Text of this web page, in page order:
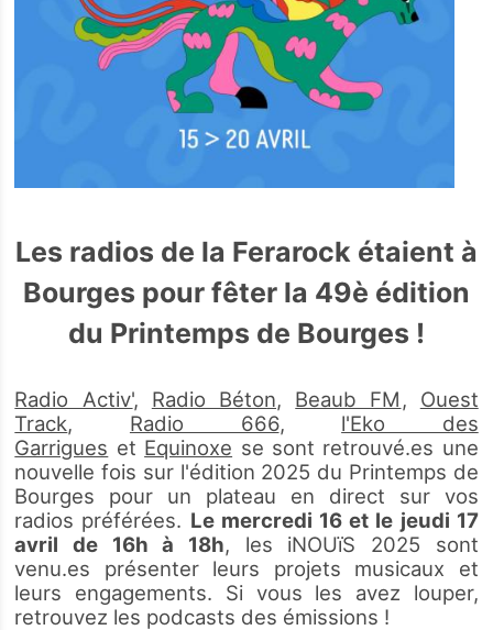
Les radios de la Ferarock étaient à
Bourges pour fêter la 49è édition
du Printemps de Bourges !
Radio Activ', Radio Béton, Beaub FM , Ouest
Track, Radio 666, l'Eko des
Garrigues et Equinoxe se sont retrouvé.es une
nouvelle fois sur l'édition 2025 du Printemps de
Bourges pour un plateau en direct sur vos
radios préférées. Le mercredi 16 et le jeudi 17
avril de 16h à 18h, les iNOUïS 2025 sont
venu.es présenter leurs projets musicaux et
leurs engagements. Si vous les avez louper,
retrouvez les podcasts des émissions !